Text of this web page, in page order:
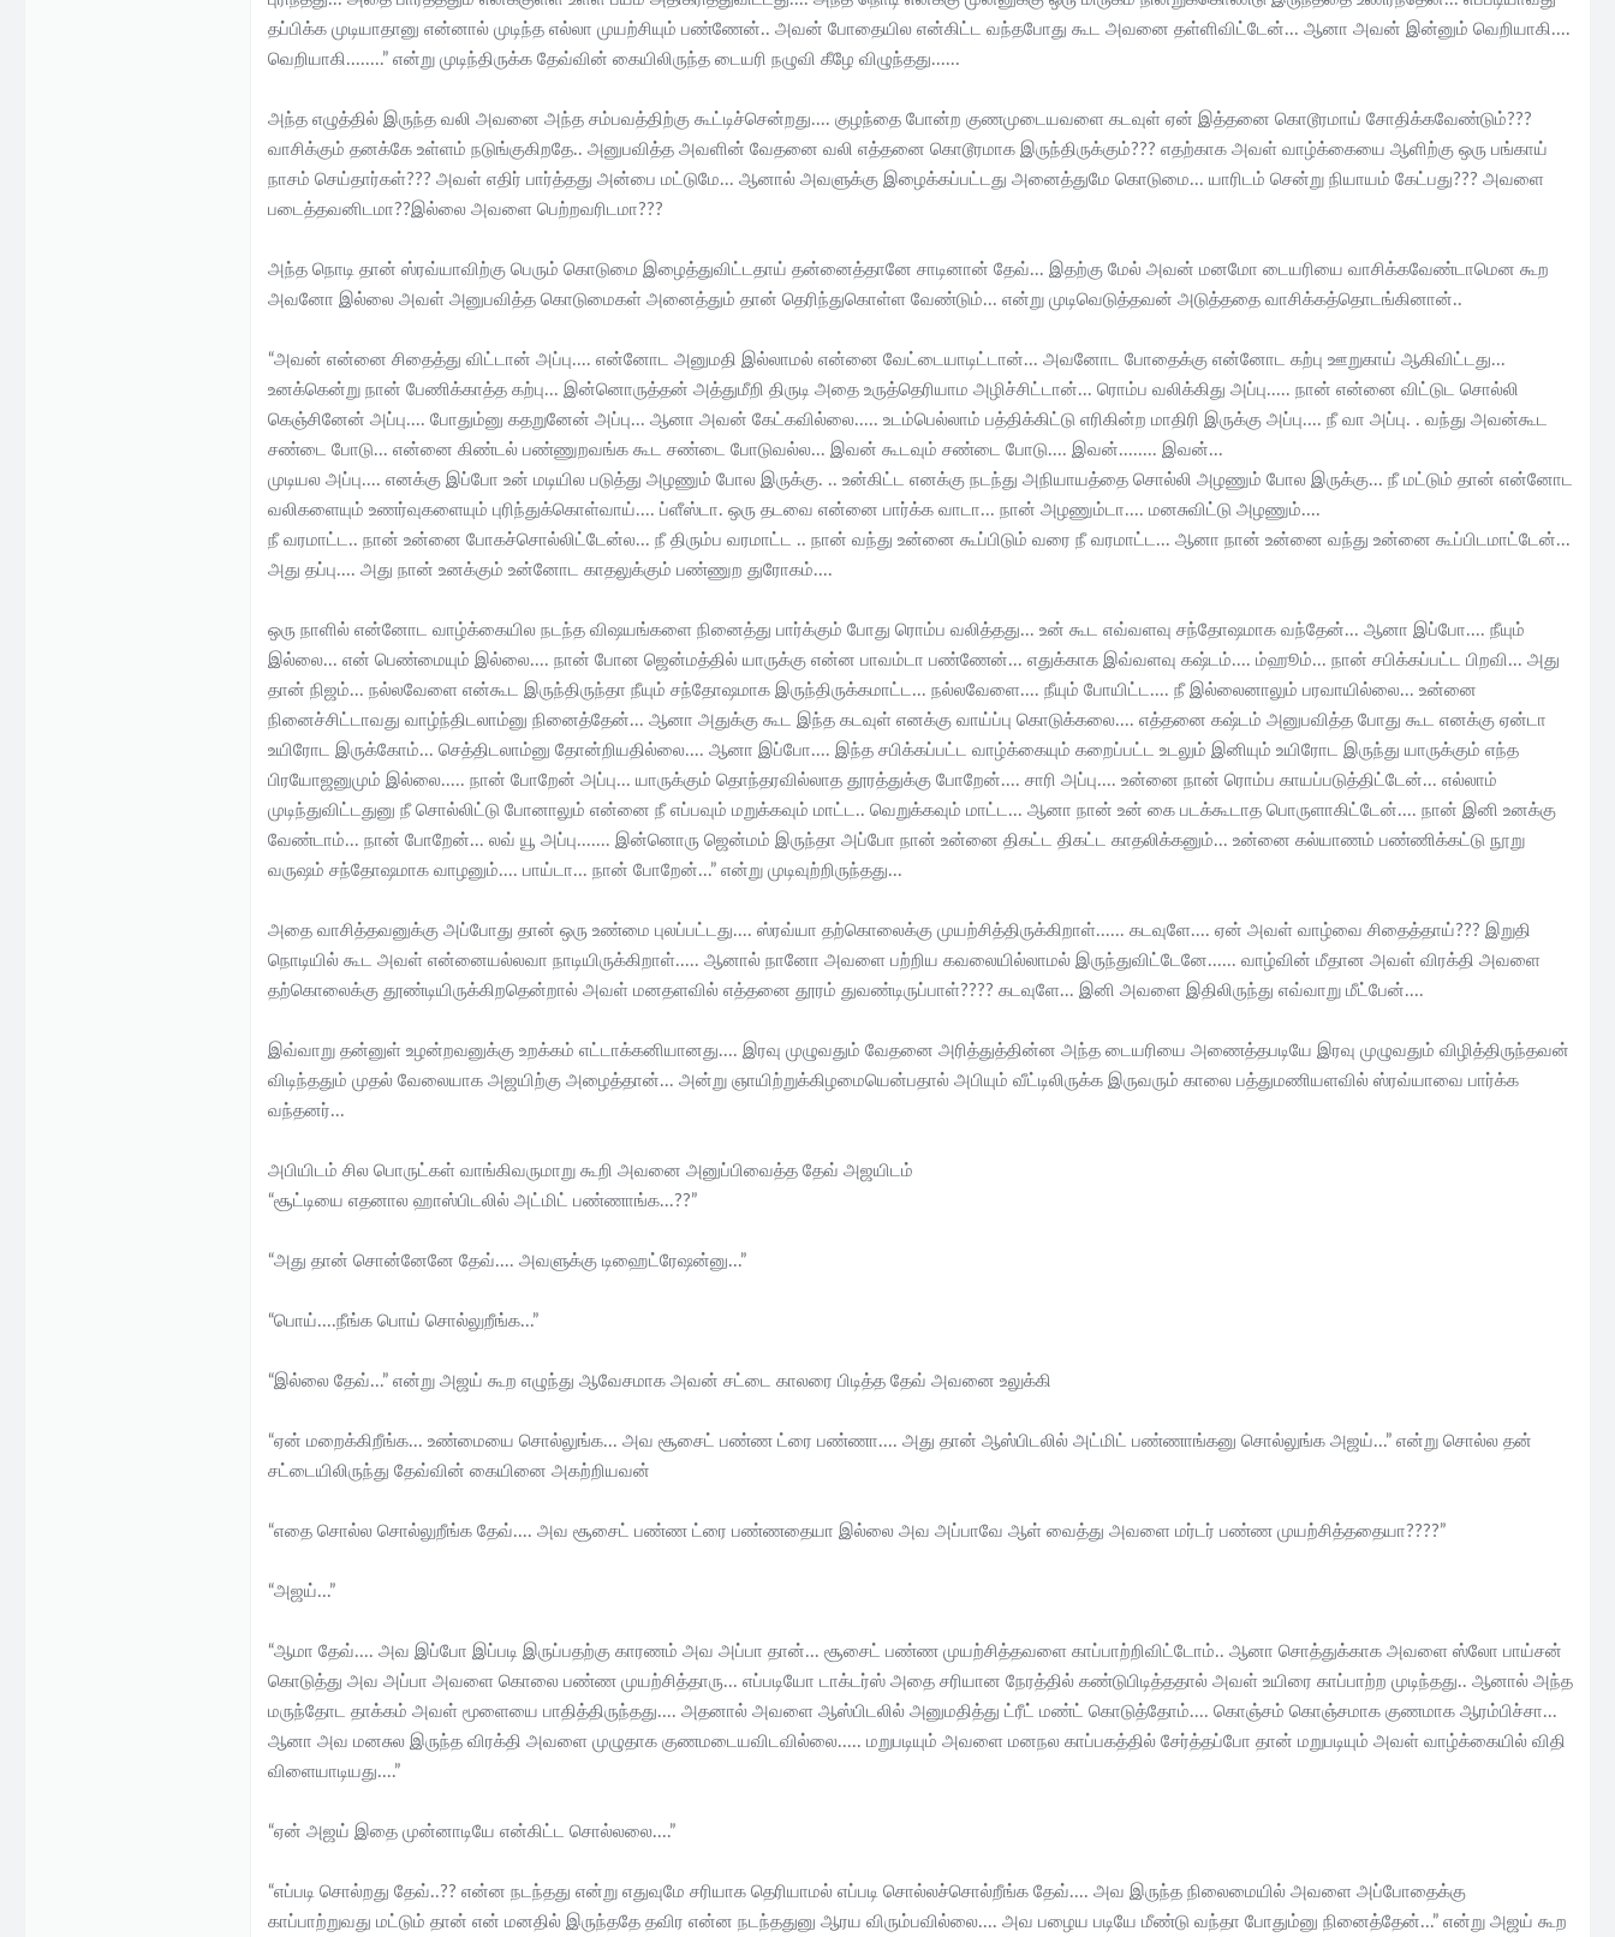
தப்பிக்க முடியாதானு என்னால் முடிந்த எல்லா முயற்சியும் பண்ணேன்.. அவன் போதையில என்கிட்ட வந்தபோது கூட அவனை தள்ளிவிட்டேன்... ஆனா அவன் இன்னும் வெறியாகி....
வெறியாகி........” என்று முடிந்திருக்க தேவ்வின் கையிலிருந்த டையரி நழுவி கீழே விழுந்தது......
அந்த எழுத்தில் இருந்த வலி அவனை அந்த சம்பவத்திற்கு கூட்டிச்சென்றது.... குழந்தை போன்ற குணமுடையவளை கடவுள் ஏன் இத்தனை கொடூரமாய் சோதிக்கவேண்டும்???
வாசிக்கும் தனக்கே உள்ளம் நடுங்குகிறதே.. அனுபவித்த அவளின் வேதனை வலி எத்தனை கொடூரமாக இருந்திருக்கும்??? எதற்காக அவள் வாழ்க்கையை ஆளிற்கு ஒரு பங்காய்
நாசம் செய்தார்கள்??? அவள் எதிர் பார்த்தது அன்பை மட்டுமே... ஆனால் அவளுக்கு இழைக்கப்பட்டது அனைத்துமே கொடுமை... யாரிடம் சென்று நியாயம் கேட்பது??? அவளை
படைத்தவனிடமா??இல்லை அவளை பெற்றவரிடமா???
அந்த நொடி தான் ஸ்ரவ்யாவிற்கு பெரும் கொடுமை இழைத்துவிட்டதாய் தன்னைத்தானே சாடினான் தேவ்... இதற்கு மேல் அவன் மனமோ டையரியை வாசிக்கவேண்டாமென கூற
அவனோ இல்லை அவள் அனுபவித்த கொடுமைகள் அனைத்தும் தான் தெரிந்துகொள்ள வேண்டும்... என்று முடிவெடுத்தவன் அடுத்ததை வாசிக்கத்தொடங்கினான்..
“அவன் என்னை சிதைத்து விட்டான் அப்பு.... என்னோட அனுமதி இல்லாமல் என்னை வேட்டையாடிட்டான்... அவனோட போதைக்கு என்னோட கற்பு ஊறுகாய் ஆகிவிட்டது...
உனக்கென்று நான் பேணிக்காத்த கற்பு... இன்னொருத்தன் அத்துமீறி திருடி அதை உருத்தெரியாம அழிச்சிட்டான்... ரொம்ப வலிக்கிது அப்பு..... நான் என்னை விட்டுட சொல்லி
கெஞ்சினேன் அப்பு.... போதும்னு கதறுனேன் அப்பு... ஆனா அவன் கேட்கவில்லை..... உடம்பெல்லாம் பத்திக்கிட்டு எரிகின்ற மாதிரி இருக்கு அப்பு.... நீ வா அப்பு. . வந்து அவன்கூட
சண்டை போடு... என்னை கிண்டல் பண்ணுறவங்க கூட சண்டை போடுவல்ல... இவன் கூடவும் சண்டை போடு.... இவன்........ இவன்...
முடியல அப்பு.... எனக்கு இப்போ உன் மடியில படுத்து அழணும் போல இருக்கு. .. உன்கிட்ட எனக்கு நடந்து அநியாயத்தை சொல்லி அழணும் போல இருக்கு... நீ மட்டும் தான் என்னோட
வலிகளையும் உணர்வுகளையும் புரிந்துக்கொள்வாய்.... ப்ளீஸ்டா. ஒரு தடவை என்னை பார்க்க வாடா... நான் அழணும்டா.... மனசுவிட்டு அழணும்....
நீ வரமாட்ட.. நான் உன்னை போகச்சொல்லிட்டேன்ல... நீ திரும்ப வரமாட்ட .. நான் வந்து உன்னை கூப்பிடும் வரை நீ வரமாட்ட... ஆனா நான் உன்னை வந்து உன்னை கூப்பிடமாட்டேன்...
அது தப்பு.... அது நான் உனக்கும் உன்னோட காதலுக்கும் பண்ணுற துரோகம்....
ஒரு நாளில் என்னோட வாழ்க்கையில நடந்த விஷயங்களை நினைத்து பார்க்கும் போது ரொம்ப வலித்தது... உன் கூட எவ்வளவு சந்தோஷமாக வந்தேன்... ஆனா இப்போ.... நீயும்
இல்லை... என் பெண்மையும் இல்லை.... நான் போன ஜென்மத்தில் யாருக்கு என்ன பாவம்டா பண்ணேன்... எதுக்காக இவ்வளவு கஷ்டம்.... ம்ஹூம்... நான் சபிக்கப்பட்ட பிறவி... அது
தான் நிஜம்... நல்லவேளை என்கூட இருந்திருந்தா நீயும் சந்தோஷமாக இருந்திருக்கமாட்ட... நல்லவேளை.... நீயும் போயிட்ட.... நீ இல்லைனாலும் பரவாயில்லை... உன்னை
நினைச்சிட்டாவது வாழ்ந்திடலாம்னு நினைத்தேன்... ஆனா அதுக்கு கூட இந்த கடவுள் எனக்கு வாய்ப்பு கொடுக்கலை.... எத்தனை கஷ்டம் அனுபவித்த போது கூட எனக்கு ஏன்டா
உயிரோட இருக்கோம்... செத்திடலாம்னு தோன்றியதில்லை.... ஆனா இப்போ.... இந்த சபிக்கப்பட்ட வாழ்க்கையும் கறைப்பட்ட உடலும் இனியும் உயிரோட இருந்து யாருக்கும் எந்த
பிரயோஜனுமும் இல்லை..... நான் போறேன் அப்பு... யாருக்கும் தொந்தரவில்லாத தூரத்துக்கு போறேன்.... சாரி அப்பு.... உன்னை நான் ரொம்ப காயப்படுத்திட்டேன்... எல்லாம்
முடிந்துவிட்டதுனு நீ சொல்லிட்டு போனாலும் என்னை நீ எப்பவும் மறுக்கவும் மாட்ட.. வெறுக்கவும் மாட்ட... ஆனா நான் உன் கை படக்கூடாத பொருளாகிட்டேன்.... நான் இனி உனக்கு
வேண்டாம்... நான் போறேன்... லவ் யூ அப்பு....... இன்னொரு ஜென்மம் இருந்தா அப்போ நான் உன்னை திகட்ட திகட்ட காதலிக்கனும்... உன்னை கல்யாணம் பண்ணிக்கட்டு நூறு
வருஷம் சந்தோஷமாக வாழனும்.... பாய்டா... நான் போறேன்...” என்று முடிவுற்றிருந்தது...
அதை வாசித்தவனுக்கு அப்போது தான் ஒரு உண்மை புலப்பட்டது.... ஸ்ரவ்யா தற்கொலைக்கு முயற்சித்திருக்கிறாள்...... கடவுளே.... ஏன் அவள் வாழ்வை சிதைத்தாய்??? இறுதி
நொடியில் கூட அவள் என்னையல்லவா நாடியிருக்கிறாள்..... ஆனால் நானோ அவளை பற்றிய கவலையில்லாமல் இருந்துவிட்டேனே...... வாழ்வின் மீதான அவள் விரக்தி அவளை
தற்கொலைக்கு தூண்டியிருக்கிறதென்றால் அவள் மனதளவில் எத்தனை தூரம் துவண்டிருப்பாள்???? கடவுளே... இனி அவளை இதிலிருந்து எவ்வாறு மீட்பேன்....
இவ்வாறு தன்னுள் உழன்றவனுக்கு உறக்கம் எட்டாக்கனியானது.... இரவு முழுவதும் வேதனை அரித்துத்தின்ன அந்த டையரியை அணைத்தபடியே இரவு முழுவதும் விழித்திருந்தவன்
விடிந்ததும் முதல் வேலையாக அஜயிற்கு அழைத்தான்... அன்று ஞாயிற்றுக்கிழமையென்பதால் அபியும் வீட்டிலிருக்க இருவரும் காலை பத்துமணியளவில் ஸ்ரவ்யாவை பார்க்க
வந்தனர்...
அபியிடம் சில பொருட்கள் வாங்கிவருமாறு கூறி அவனை அனுப்பிவைத்த தேவ் அஜயிடம்
“சூட்டியை எதனால ஹாஸ்பிடலில் அட்மிட் பண்ணாங்க...??”
“அது தான் சொன்னேனே தேவ்.... அவளுக்கு டிஹைட்ரேஷன்னு...”
“பொய்....நீங்க பொய் சொல்லுறீங்க...”
“இல்லை தேவ்...” என்று அஜய் கூற எழுந்து ஆவேசமாக அவன் சட்டை காலரை பிடித்த தேவ் அவனை உலுக்கி
“ஏன் மறைக்கிறீங்க... உண்மையை சொல்லுங்க... அவ சூசைட் பண்ண ட்ரை பண்ணா.... அது தான் ஆஸ்பிடலில் அட்மிட் பண்ணாங்கனு சொல்லுங்க அஜய்...” என்று சொல்ல தன்
சட்டையிலிருந்து தேவ்வின் கையினை அகற்றியவன்
“எதை சொல்ல சொல்லுறீங்க தேவ்.... அவ சூசைட் பண்ண ட்ரை பண்ணதையா இல்லை அவ அப்பாவே ஆள் வைத்து அவளை மர்டர் பண்ண முயற்சித்ததையா????”
“அஜய்...”
“ஆமா தேவ்.... அவ இப்போ இப்படி இருப்பதற்கு காரணம் அவ அப்பா தான்... சூசைட் பண்ண முயற்சித்தவளை காப்பாற்றிவிட்டோம்.. ஆனா சொத்துக்காக அவளை ஸ்லோ பாய்சன்
கொடுத்து அவ அப்பா அவளை கொலை பண்ண முயற்சித்தாரு... எப்படியோ டாக்டர்ஸ் அதை சரியான நேரத்தில் கண்டுபிடித்ததால் அவள் உயிரை காப்பாற்ற முடிந்தது.. ஆனால் அந்த
மருந்தோட தாக்கம் அவள் மூளையை பாதித்திருந்தது.... அதனால் அவளை ஆஸ்பிடலில் அனுமதித்து ட்ரீட் மண்ட் கொடுத்தோம்.... கொஞ்சம் கொஞ்சமாக குணமாக ஆரம்பிச்சா...
ஆனா அவ மனசுல இருந்த விரக்தி அவளை முழுதாக குணமடையவிடவில்லை..... மறுபடியும் அவளை மனநல காப்பகத்தில் சேர்த்தப்போ தான் மறுபடியும் அவள் வாழ்க்கையில் விதி
விளையாடியது....”
“ஏன் அஜய் இதை முன்னாடியே என்கிட்ட சொல்லலை....”
“எப்படி சொல்றது தேவ்..?? என்ன நடந்தது என்று எதுவுமே சரியாக தெரியாமல் எப்படி சொல்லச்சொல்றீங்க தேவ்.... அவ இருந்த நிலைமையில் அவளை அப்போதைக்கு
காப்பாற்றுவது மட்டும் தான் என் மனதில் இருந்ததே தவிர என்ன நடந்ததுனு ஆரய விரும்பவில்லை.... அவ பழைய படியே மீண்டு வந்தா போதும்னு நினைத்தேன்...” என்று அஜய் கூற